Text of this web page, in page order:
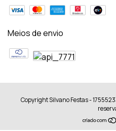
Meios de envio
Copyright Silvano Festas -